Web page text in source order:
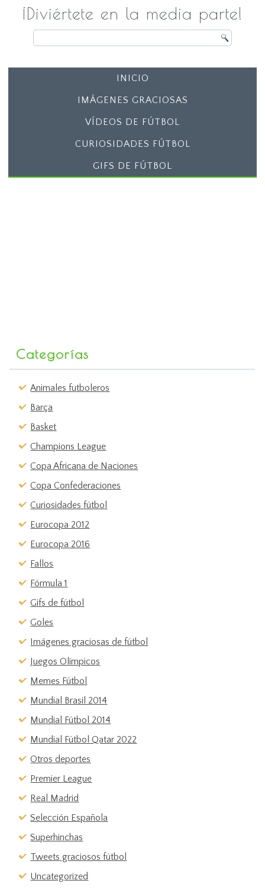
¡Diviértete en la media parte!
INICIO
IMÁGENES GRACIOSAS
VÍDEOS DE FÚTBOL
CURIOSIDADES FÚTBOL
GIFS DE FÚTBOL
Categorías
Animales futboleros
Barça
Basket
Champions League
Copa Africana de Naciones
Copa Confederaciones
Curiosidades fútbol
Eurocopa 2012
Eurocopa 2016
Fallos
Fórmula 1
Gifs de fútbol
Goles
Imágenes graciosas de fútbol
Juegos Olímpicos
Memes Fútbol
Mundial Brasil 2014
Mundial Fútbol 2014
Mundial Fútbol Qatar 2022
Otros deportes
Premier League
Real Madrid
Selección Española
Superhinchas
Tweets graciosos fútbol
Uncategorized